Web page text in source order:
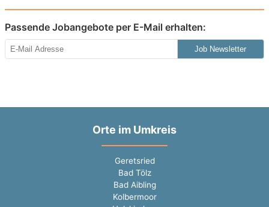
Passende Jobangebote per E-Mail erhalten:
Job Newsletter
Orte im Umkreis
Geretsried
Bad Tölz
Bad Aibling
Kolbermoor